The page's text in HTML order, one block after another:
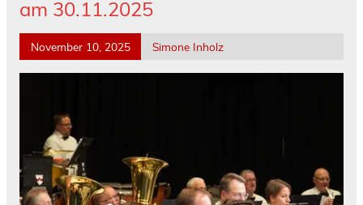
am 30.11.2025
November 10, 2025 Simone Inholz